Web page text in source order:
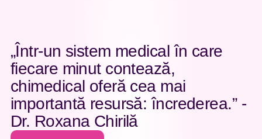
„Într-un sistem medical în care
fiecare minut contează,
chimedical oferă cea mai
importantă resursă: încrederea.” -
Dr. Roxana Chirilă